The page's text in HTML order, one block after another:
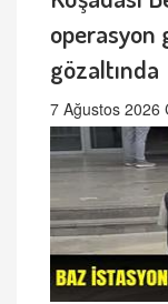
operasyon
gözaltında
7 Ağustos 2026